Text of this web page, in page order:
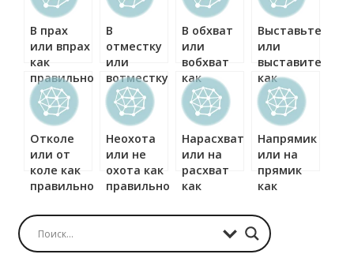
как
правильно?
В прах
или впрах
как
правильно?
В
отместку
или
вотместку
как
правильно?
В обхват
или
вобхват
как
правильно?
Выставьте
или
выставите
как
правильно?
Отколе
или от
коле как
правильно?
Неохота
или не
охота как
правильно?
Нарасхват
или на
расхват
как
Напрямик
или на
прямик
как